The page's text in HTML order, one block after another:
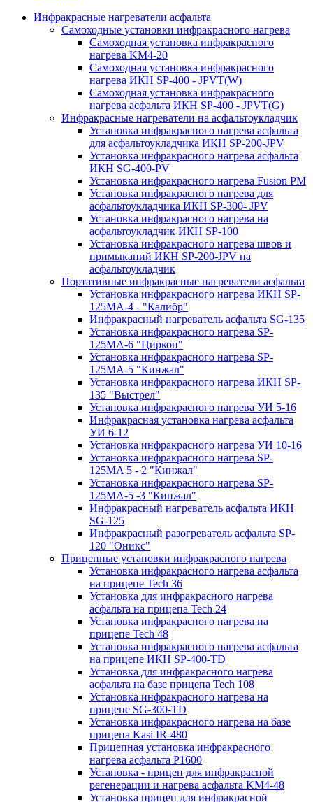
Инфракрасные нагреватели асфальта
Самоходные установки инфракрасного нагрева
Самоходная установка инфракрасного
нагрева KM4-20
Самоходная установка инфракрасного
нагрева ИКН SP-400 - JPVT(W)
Самоходная установка инфракрасного
нагрева асфальта ИКН SP-400 - JPVT(G)
Инфракрасные нагреватели на асфальтоукладчик
Установка инфракрасного нагрева асфальта
для асфальтоукладчика ИКН SP-200-JPV
Установка инфракрасного нагрева асфальта
ИКН SG-400-PV
Установка инфракрасного нагрева Fusion PM
Установка инфракрасного нагрева для
асфальтоукладчика ИКН SP-300- JPV
Установка инфракрасного нагрева на
асфальтоукладчик ИКН SP-100
Установка инфракрасного нагрева швов и
примыканий ИКН SP-200-JPV на
асфальтоукладчик
Портативные инфракрасные нагреватели асфальта
Установка инфракрасного нагрева ИКН SP-
125МA-4 - "Калибр"
Инфракрасный нагреватель асфальта SG-135
Установка инфракрасного нагрева SP-
125МA-6 "Циркон"
Установка инфракрасного нагрева SP-
125МA-5 "Кинжал"
Установка инфракрасного нагрева ИКН SP-
135 "Выстрел"
Установка инфракрасного нагрева УИ 5-16
Инфракрасная установка нагрева асфальта
УИ 6-12
Установка инфракрасного нагрева УИ 10-16
Установка инфракрасного нагрева SP-
125МA 5 - 2 "Кинжал"
Установка инфракрасного нагрева SP-
125МA-5 -3 "Кинжал"
Инфракрасный нагреватель асфальта ИКН
SG-125
Инфракрасный разогреватель асфальта SP-
120 "Оникс"
Прицепные установки инфракрасного нагрева
Установка инфракрасного нагрева асфальта
на прицепе Tech 36
Установка для инфракрасного нагрева
асфальта на прицепа Tech 24
Установка инфракрасного нагрева на
прицепе Tech 48
Установка инфракрасного нагрева асфальта
на прицепе ИКН SP-400-TD
Установка для инфракрасного нагрева
асфальта на базе прицепа Tech 108
Установка инфракрасного нагрева на
прицепе SG-300-TD
Установка инфракрасного нагрева на базе
прицепа Kasi IR-480
Прицепная установка инфракрасного
нагрева асфальта P1600
Установка - прицеп для инфракрасной
регенерации и нагрева асфальта KM4-48
Установка прицеп для инфракрасной